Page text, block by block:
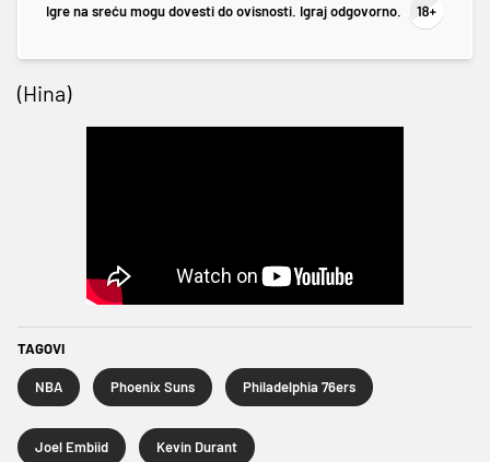
Igre na sreću mogu dovesti do ovisnosti. Igraj odgovorno.
(Hina)
TAGOVI
NBA Phoenix Suns Philadelphia 76ers
Joel Embiid Kevin Durant